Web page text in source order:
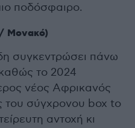
ποδόσφαιρο.
Μονακό)
συγκεντρώσει πάνω
το 2024
νέος Αφρικανός
του σύγχρονου box to
αντοχή κι